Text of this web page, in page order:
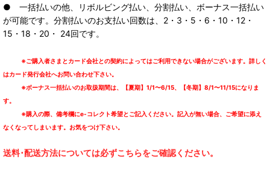
● 一括払いの他、リボルビング払い、分割払い、ボーナス一括払い
が可能です。分割払いのお支払い回数は、2・3・5・6・10・12・
15・18・20・ 24回です。
※ご購入者さまとカード会社との契約によってはご利用できない場合がございます。詳しく
はカード発行会社へお問い合わせ下さい。
※ボーナス一括払いのお取扱期間は、【夏期】1/1〜6/15、【冬期】8/1〜11/15になりま
す。
※購入の際、備考欄にe-コレクト希望とご記入ください。記入が無い場合、ご希望に添え
なくなってしまいます。お気をつけ下さい。
送料･配送方法については必ずこちらをご確認ください。